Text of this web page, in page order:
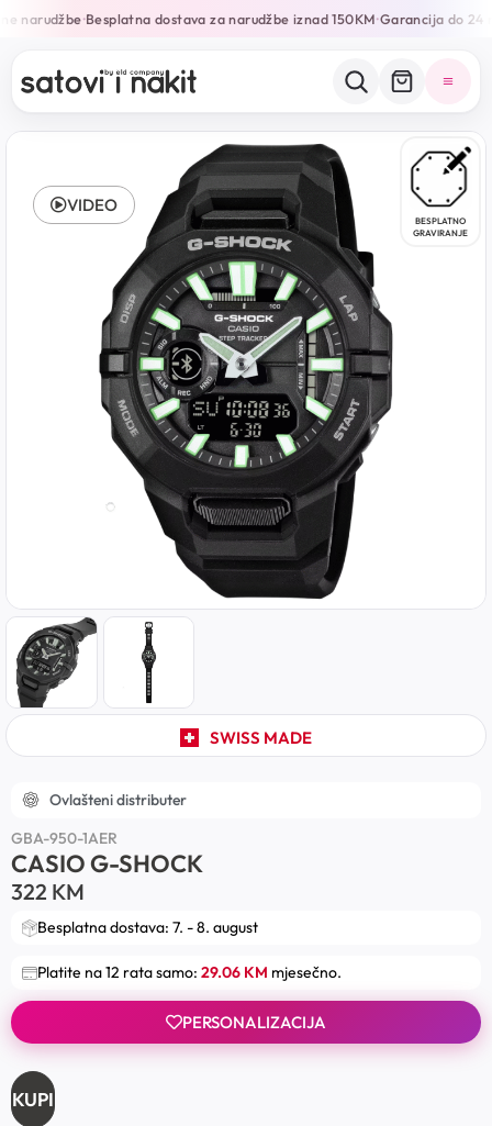
narudžbe•Besplatna dostava za narudžbe iznad 150KM•Garancija do 24
BESPLATNO
GRAVIRANJE
SWISS MADE
VIDEO
Ovlašteni distributer
GBA-950-1AER
CASIO G-SHOCK
322 KM
Besplatna dostava: 7. - 8. august
Platite na 12 rata samo: 29.06 KM mjesečno.
PERSONALIZACIJA
KUPI